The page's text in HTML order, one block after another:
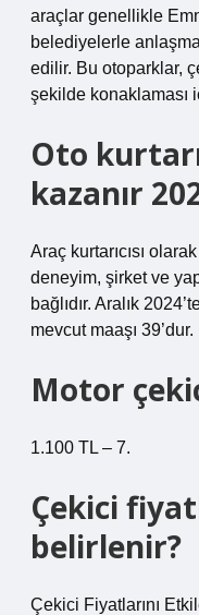
araçlar genellikle
belediyelerle
edilir. Bu otoparklar,
şekilde konaklaması
Oto
kazanır
Araç kurtarıcısı
deneyim, şirket ve
bağlıdır. Aralık
mevcut maaşı 39’dur.
Motor
1.100 TL – 7.
Çekici
belirlenir?
Çekici Fiyatlarını